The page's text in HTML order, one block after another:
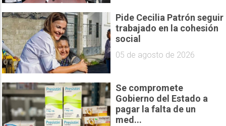
Pide Cecilia Patrón seguir
trabajado en la cohesión
social
05 de agosto de 2026
Se compromete
Gobierno del Estado a
pagar la falta de un
med...